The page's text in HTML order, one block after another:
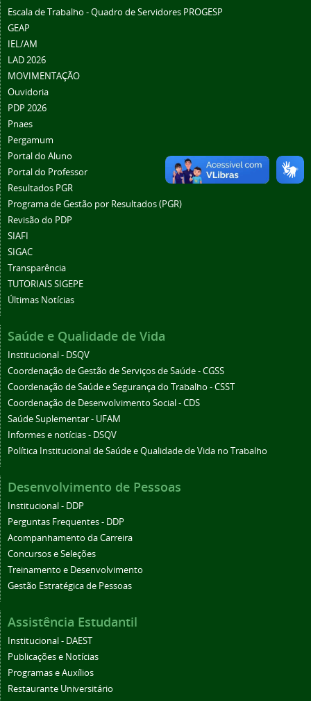
Escala de Trabalho - Quadro de Servidores PROGESP
GEAP
IEL/AM
LAD 2026
MOVIMENTAÇÃO
Ouvidoria
PDP 2026
Pnaes
Pergamum
Portal do Aluno
Portal do Professor
Resultados PGR
Programa de Gestão por Resultados (PGR)
Revisão do PDP
SIAFI
SIGAC
Transparência
TUTORIAIS SIGEPE
Últimas Notícias
Saúde e Qualidade de Vida
Institucional - DSQV
Coordenação de Gestão de Serviços de Saúde - CGSS
Coordenação de Saúde e Segurança do Trabalho - CSST
Coordenação de Desenvolvimento Social - CDS
Saúde Suplementar - UFAM
Informes e notícias - DSQV
Política Institucional de Saúde e Qualidade de Vida no Trabalho
Desenvolvimento de Pessoas
Institucional - DDP
Perguntas Frequentes - DDP
Acompanhamento da Carreira
Concursos e Seleções
Treinamento e Desenvolvimento
Gestão Estratégica de Pessoas
Assistência Estudantil
Institucional - DAEST
Publicações e Notícias
Programas e Auxílios
Restaurante Universitário